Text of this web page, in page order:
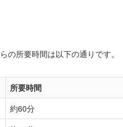
所要時間は以下の通りです。
所要時間
約60分